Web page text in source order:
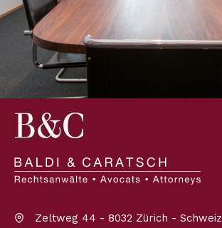
Zeltweg 44 - 8032 Zürich - Schweiz